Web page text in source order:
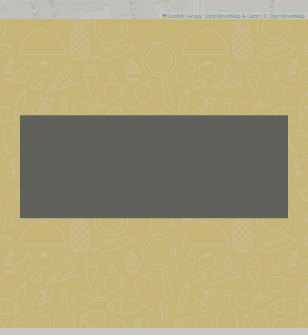
Leaflet &copy; OpenStreetMap & Carto | ©OpenStreetMap